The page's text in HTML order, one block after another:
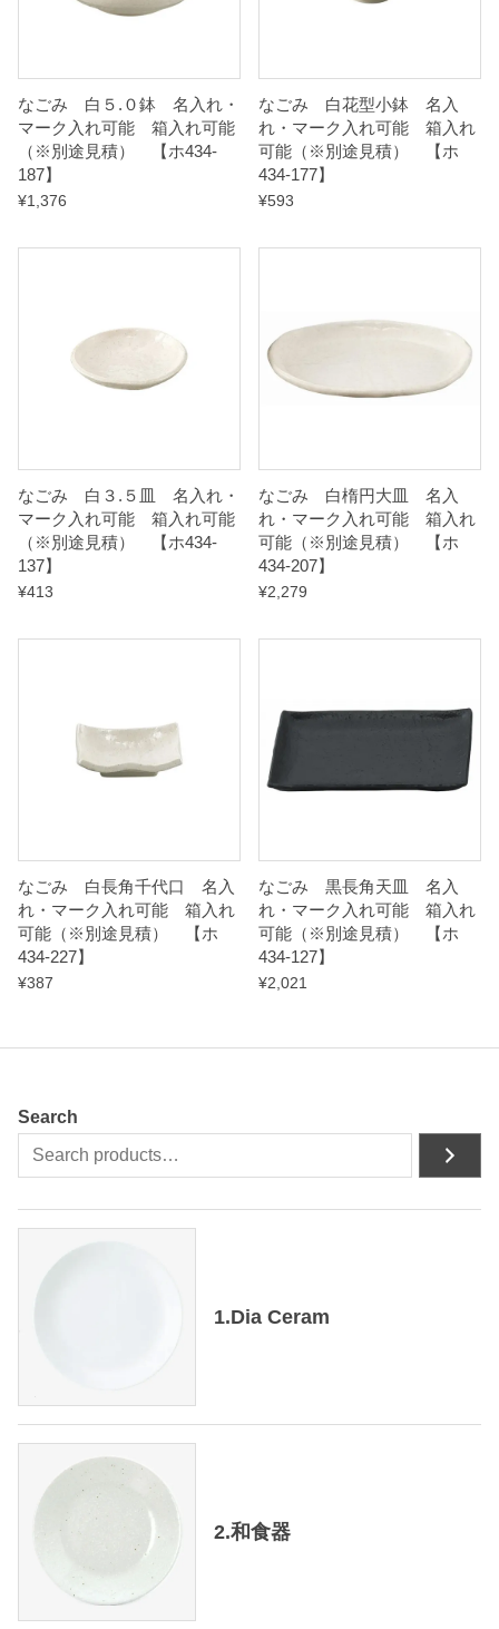
3
-
1
t
i
y
なごみ 白５.０鉢 名入れ・
マーク入れ可能 箱入れ可能
（※別途見積） 【ホ434-
187】
¥1,376
なごみ 白花型小鉢 名入
れ・マーク入れ可能 箱入れ
可能（※別途見積） 【ホ
434-177】
¥593
なごみ 白３.５皿 名入れ・
マーク入れ可能 箱入れ可能
（※別途見積） 【ホ434-
137】
¥413
なごみ 白楕円大皿 名入
れ・マーク入れ可能 箱入れ
可能（※別途見積） 【ホ
434-207】
¥2,279
なごみ 白長角千代口 名入
れ・マーク入れ可能 箱入れ
可能（※別途見積） 【ホ
434-227】
¥387
なごみ 黒長角天皿 名入
れ・マーク入れ可能 箱入れ
可能（※別途見積） 【ホ
434-127】
¥2,021
Search
1.Dia Ceram
2.和食器